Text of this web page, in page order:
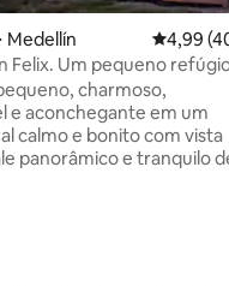
de 5, 337 avaliações
Medellín 4,99 de
4,99
Felix. Um pequeno
charmoso,
e aconchegante em um
calmo e bonito com vista
panorâmico e tranquilo